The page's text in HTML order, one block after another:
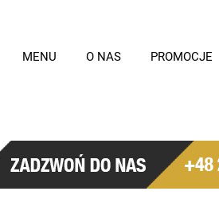
MENU O NAS PROMOCJE